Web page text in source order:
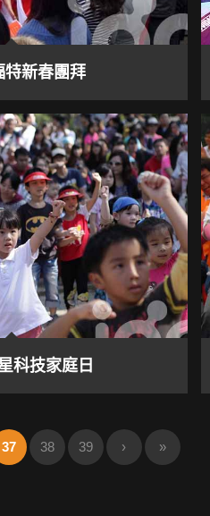
特新春團拜
科技家庭日
37 38 39 › »